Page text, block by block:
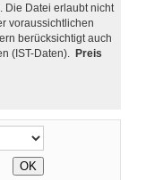
. Die Datei erlaubt nicht
voraussichtlichen
berücksichtigt auch
(IST-Daten).
Preis